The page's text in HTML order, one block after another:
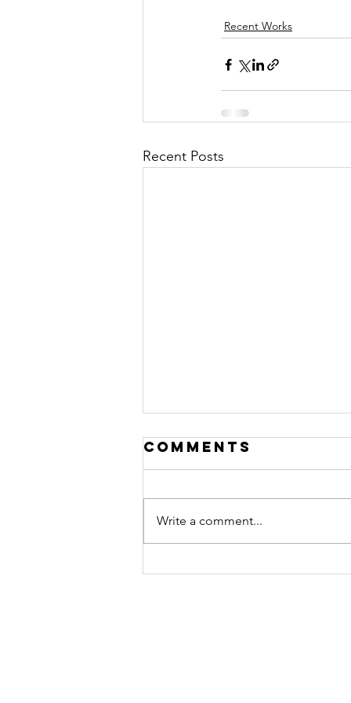
Recent Works
Recent Posts
「ドールズフロントライン」
Comments
Write a comment...